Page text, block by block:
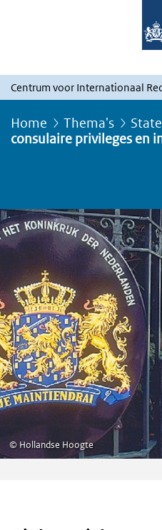
Centrum voor Internationaal
Home Thema's
consulaire privileges en
© Hollandse Hoogte